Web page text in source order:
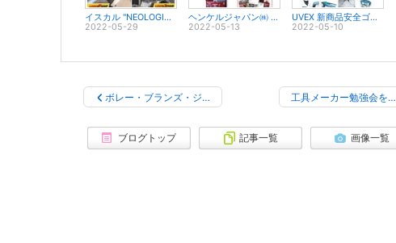
イスカル "NEOLOGIQ"2022全国一斉キャンペーン
2022-05-29
ヘンケルジャパン㈱ イージハンドポンプ新発売キャンペーン
2022-05-13
UVEX 新商品安全ゴーグル特集
2022-05-10
ボレー・ブランズ・ジ… 工具メーカー勉強会を…
ブログトップ 記事一覧 画像一覧